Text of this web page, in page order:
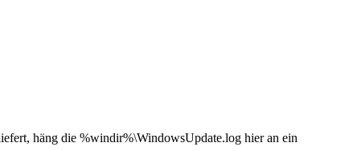
häng die %windir%\WindowsUpdate.log hier an ein